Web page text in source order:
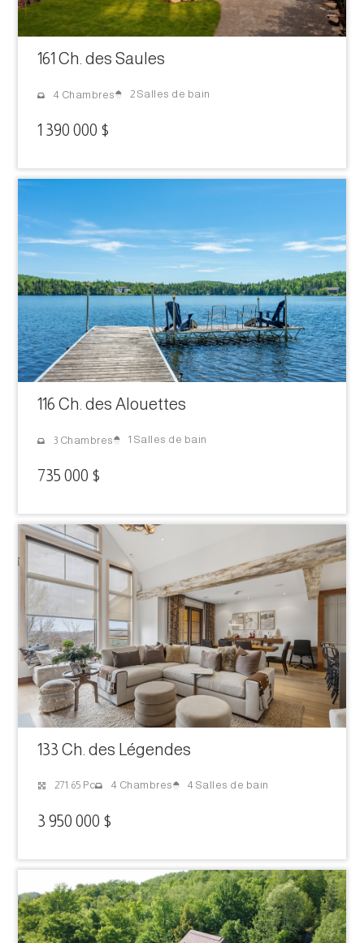
161 Ch. des Saules
4 Chambres 2 Salles de bain
1 390 000 $
116 Ch. des Alouettes
3 Chambres 1 Salles de bain
735 000 $
133 Ch. des Légendes
271.65 Pc 4 Chambres 4 Salles de bain
3 950 000 $